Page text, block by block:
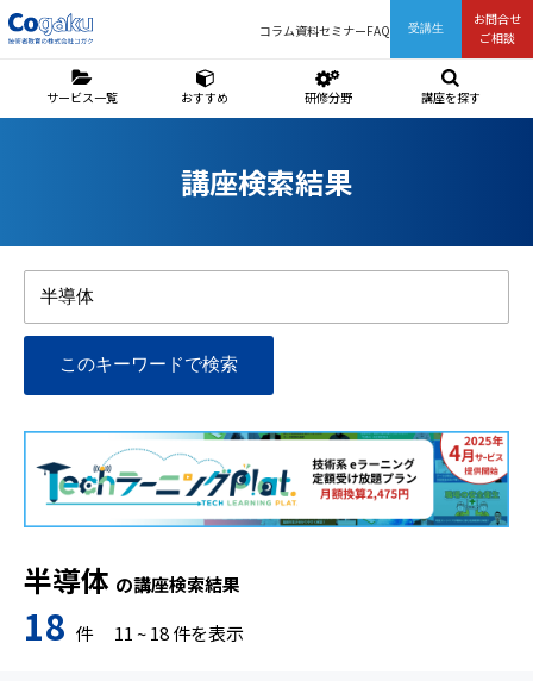
コラム資料セミナーFAQ 受講生
お問合せ
ご相談
サービス一覧 おすすめ 研修分野 講座を探す
講座検索結果
半導体 の講座検索結果
18 件 11~18件を表示